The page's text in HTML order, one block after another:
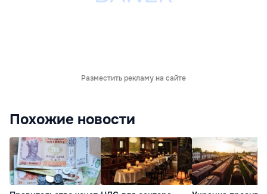
Разместить рекламу на сайте
Похожие новости